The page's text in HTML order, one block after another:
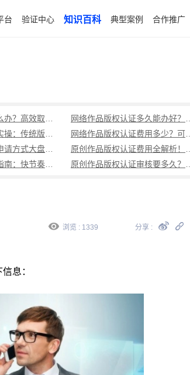
台 验证中心 知识百科 典型案例 合作推广
浏览 : 1339 分享 :
息：